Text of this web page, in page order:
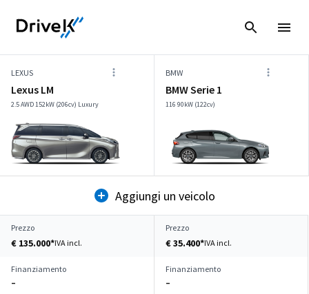
LEXUS
Lexus LM
2.5 AWD 152kW (206cv) Luxury
BMW
BMW Serie 1
116 90kW (122cv)
Aggiungi un veicolo
Prezzo
€ 135.000*IVA incl.
Prezzo
€ 35.400*IVA incl.
Finanziamento
–
Finanziamento
–